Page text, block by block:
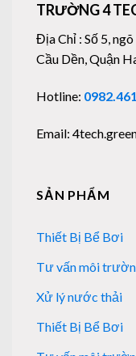
TRƯỜNG 4
Địa Chỉ : Số 5,
Cầu Dền, Quận
Hotline:
Email:
SẢN PHẨM
Thiết Bị Bể Bơi
Tư vấn môi
Xử lý nước thải
Thiết Bị Bể Bơi